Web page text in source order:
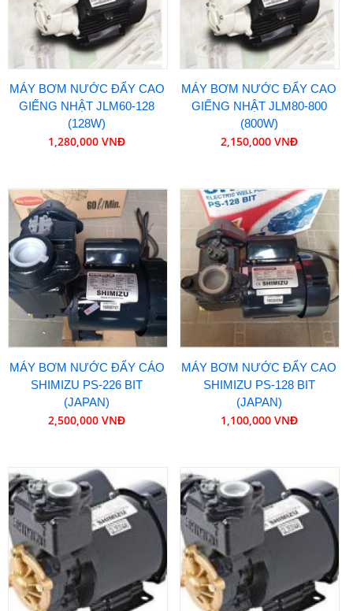
MÁY BƠM NƯỚC ĐẨY CAO
GIẾNG NHẬT JLM60-128
(128W)
1,280,000 VNĐ
MÁY BƠM NƯỚC ĐẨY CAO
GIẾNG NHẬT JLM80-800
(800W)
2,150,000 VNĐ
MÁY BƠM NƯỚC ĐẨY CÁO
SHIMIZU PS-226 BIT
(JAPAN)
2,500,000 VNĐ
MÁY BƠM NƯỚC ĐẨY CAO
SHIMIZU PS-128 BIT
(JAPAN)
1,100,000 VNĐ